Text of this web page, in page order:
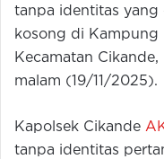
tanpa identitas
kosong di Kampung
Kecamatan
malam (19/11/2025).
Kapolsek Cikande
tanpa identitas